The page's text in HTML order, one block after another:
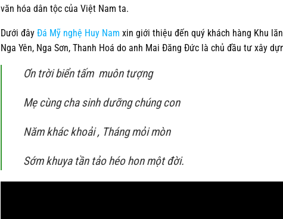
văn hóa dân tộc của Việt Nam ta.
Dưới đây Đá Mỹ nghệ Huy Nam xin giới thiệu đến quý khách hàng Khu
Nga Yên, Nga Sơn, Thanh Hoá do anh Mai Đăng Đức là chủ đầu tư xây
Ơn trời biển tấm muôn tượng
Mẹ cùng cha sinh dưỡng chúng con
Năm khác khoải , Tháng mỏi mòn
Sớm khuya tần tảo héo hon một đời.